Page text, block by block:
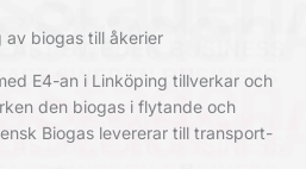
av biogas till åkerier
E4-an i Linköping tillverkar och
den biogas i flytande och
Biogas levererar till transport-